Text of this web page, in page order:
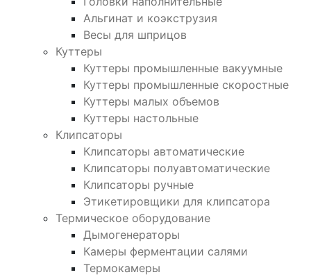
Альгинат и коэкструзия
Весы для шприцов
Куттеры
Куттеры промышленные вакуумные
Куттеры промышленные скоростные
Куттеры малых объемов
Куттеры настольные
Клипсаторы
Клипсаторы автоматические
Клипсаторы полуавтоматические
Клипсаторы ручные
Этикетировщики для клипсатора
Термическое оборудование
Дымогенераторы
Камеры ферментации салями
Термокамеры